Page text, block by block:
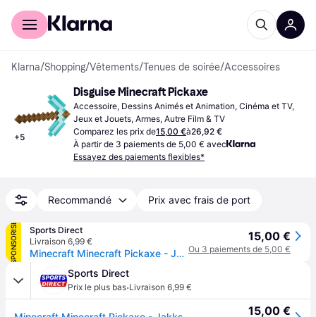
Acheter avec Klarna
Klarna/Shopping/Vêtements/Tenues de soirée/Accessoires
+5
Disguise Minecraft Pickaxe
Accessoire, Dessins Animés et Animation, Cinéma et TV,
Jeux et Jouets, Armes, Autre Film & TV
Comparez les prix de15,00 €à26,92 €
À partir de 3 paiements de 5,00 € avec
Essayez des paiements flexibles*
Recommandé Prix avec frais de port
SPONSORISÉ
Sports Direct
Livraison 6,99 €
Minecraft Minecraft Pickaxe - Jakks
15,00 €
Ou 3 paiements de 5,00 €
Sports Direct
Prix le plus bas·Livraison 6,99 €
15,00 €